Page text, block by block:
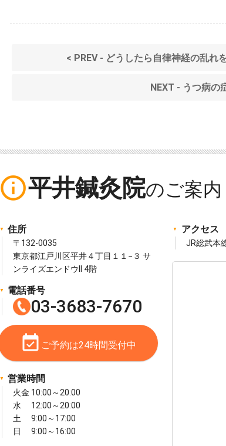
< PREV - どうしたら自律神経の乱れ
NEXT - うつ病の
info_outline平井鍼灸院
住所
〒132-0035
東京都江戸川区平井４丁目１１−３ サ
ンライズエンドウII 4階
電話番号
03-3683-7670
event_available ご予約は24時間受付中
営業時間
火金 10:00～20:00
水 12:00～20:00
土 9:00～17:00
日 9:00～16:00
アクセス
JR総武本